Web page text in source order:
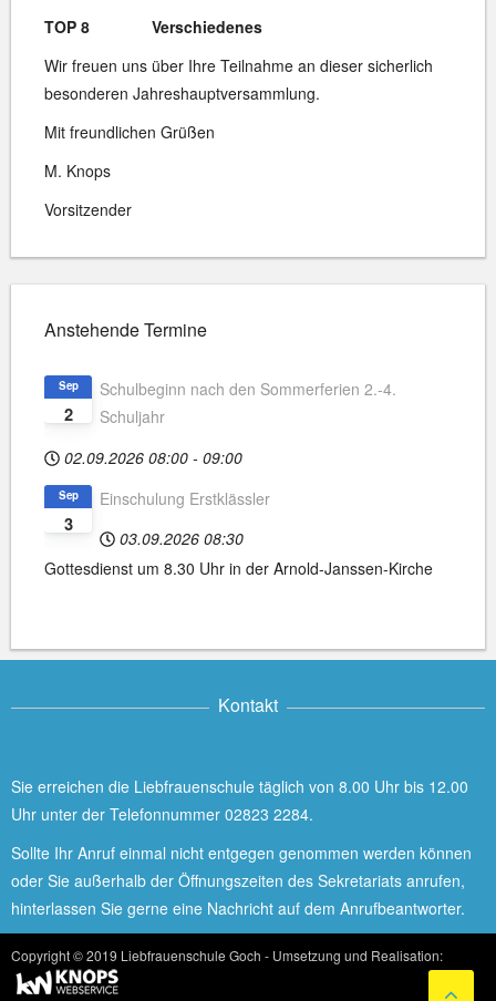
TOP 8 Verschiedenes
Wir freuen uns über Ihre Teilnahme an dieser sicherlich
besonderen Jahreshauptversammlung.
Mit freundlichen Grüßen
M. Knops
Vorsitzender
Anstehende Termine
2
Sep
Schulbeginn nach den Sommerferien 2.-4.
Schuljahr
02.09.2026 08:00 - 09:00
3
Sep
Einschulung Erstklässler
03.09.2026 08:30
Gottesdienst um 8.30 Uhr in der Arnold-Janssen-Kirche
Kontakt
Sie erreichen die Liebfrauenschule täglich von 8.00 Uhr bis 12.00
Uhr unter der Telefonnummer 02823 2284.
Sollte Ihr Anruf einmal nicht entgegen genommen werden können
oder Sie außerhalb der Öffnungszeiten des Sekretariats anrufen,
hinterlassen Sie gerne eine Nachricht auf dem Anrufbeantworter.
Copyright © 2019 Liebfrauenschule Goch - Umsetzung und Realisation: